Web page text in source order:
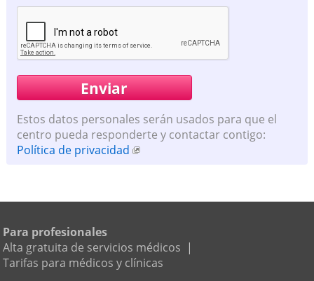
Estos datos personales serán usados para que el
centro pueda responderte y contactar contigo:
Política de privacidad
Para profesionales
Alta gratuita de servicios médicos |
Tarifas para médicos y clínicas